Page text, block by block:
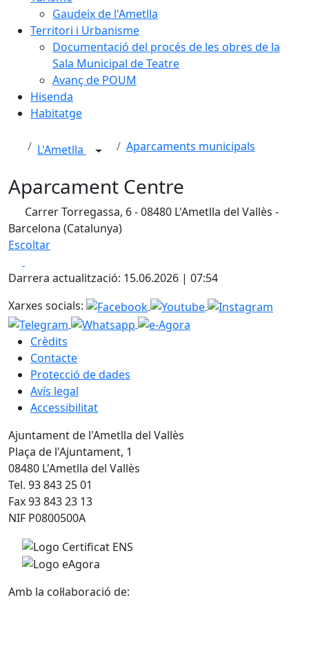
Gaudeix de l'Ametlla
Territori i Urbanisme
Documentació del procés de les obres de la
Sala Municipal de Teatre
Avanç de POUM
Hisenda
Habitatge
L'Ametlla Aparcaments municipals
Aparcament Centre
Carrer Torregassa, 6 - 08480 L'Ametlla del Vallès -
Barcelona (Catalunya)
Escoltar
Darrera actualització: 15.06.2026 | 07:54
Xarxes socials:
Crèdits
Contacte
Protecció de dades
Avís legal
Accessibilitat
Ajuntament de l'Ametlla del Vallès
Plaça de l'Ajuntament, 1
08480 L'Ametlla del Vallès
Tel. 93 843 25 01
Fax 93 843 23 13
NIF P0800500A
Amb la col·laboració de: